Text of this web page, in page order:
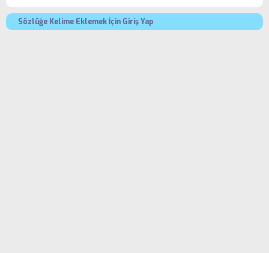
Sözlüğe Kelime Eklemek İçin Giriş Yap